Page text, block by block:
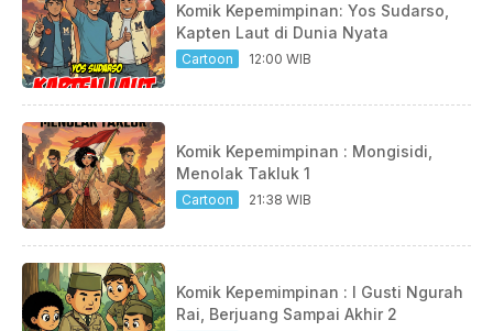
Komik Kepemimpinan: Yos Sudarso,
Kapten Laut di Dunia Nyata
Cartoon 12:00 WIB
Komik Kepemimpinan : Mongisidi,
Menolak Takluk 1
Cartoon 21:38 WIB
Komik Kepemimpinan : I Gusti Ngurah
Rai, Berjuang Sampai Akhir 2